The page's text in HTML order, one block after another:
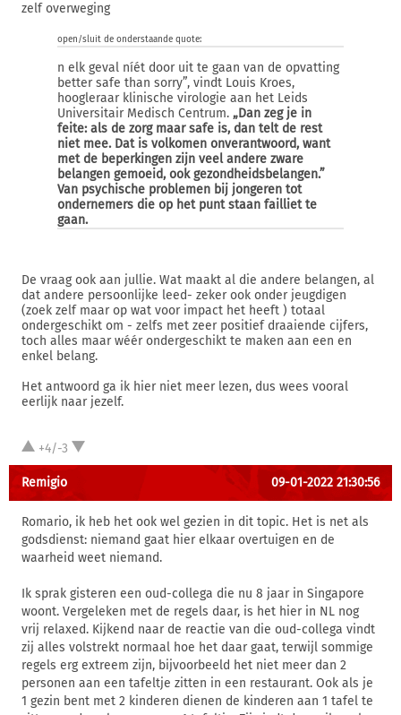
zelf overweging
open/sluit de onderstaande quote:
n elk geval níét door uit te gaan van de opvatting
better safe than sorry”, vindt Louis Kroes,
hoogleraar klinische virologie aan het Leids
Universitair Medisch Centrum. „Dan zeg je in
feite: als de zorg maar safe is, dan telt de rest
niet mee. Dat is volkomen onverantwoord, want
met de beperkingen zijn veel andere zware
belangen gemoeid, ook gezondheidsbelangen.”
Van psychische problemen bij jongeren tot
ondernemers die op het punt staan failliet te
gaan.
De vraag ook aan jullie. Wat maakt al die andere belangen, al
dat andere persoonlijke leed- zeker ook onder jeugdigen
(zoek zelf maar op wat voor impact het heeft ) totaal
ondergeschikt om - zelfs met zeer positief draaiende cijfers,
toch alles maar wéér ondergeschikt te maken aan een en
enkel belang.
Het antwoord ga ik hier niet meer lezen, dus wees vooral
eerlijk naar jezelf.
+4/-3
Remigio 09-01-2022 21:30:56
Romario, ik heb het ook wel gezien in dit topic. Het is net als
godsdienst: niemand gaat hier elkaar overtuigen en de
waarheid weet niemand.
Ik sprak gisteren een oud-collega die nu 8 jaar in Singapore
woont. Vergeleken met de regels daar, is het hier in NL nog
vrij relaxed. Kijkend naar de reactie van die oud-collega vindt
zij alles volstrekt normaal hoe het daar gaat, terwijl sommige
regels erg extreem zijn, bijvoorbeeld het niet meer dan 2
personen aan een tafeltje zitten in een restaurant. Ook als je
1 gezin bent met 2 kinderen dienen de kinderen aan 1 tafel te